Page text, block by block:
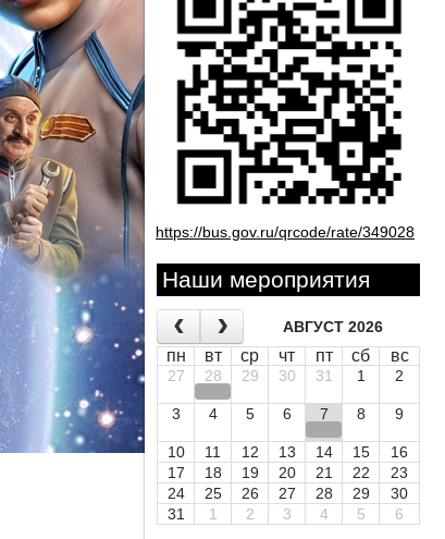
https://bus.gov.ru/qrcode/rate/349028
Наши мероприятия
АВГУСТ 2026
пн вт ср чт пт сб вс
27 28 29 30 31 1 2
3 4 5 6 7 8 9
10 11 12 13 14 15
16
17
18 19 20 21 22
23
24
25 26 27 28 29
30
31
1 2 3 4 5 6